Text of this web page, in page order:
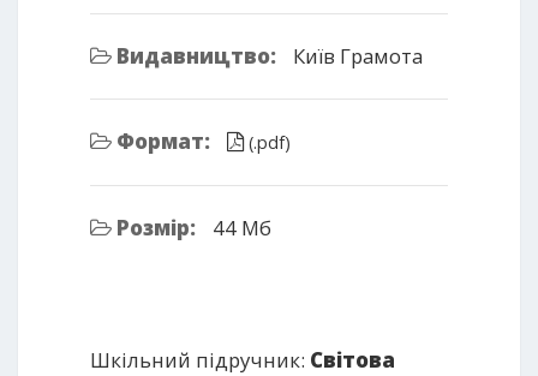
Видавництво: Київ Грамота
Формат: (.pdf)
Розмір: 44 Мб
Шкільний підручник: Світова